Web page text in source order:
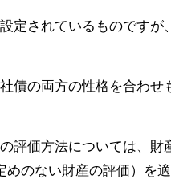
定されているものです
債の両方の性格を合わ
評価方法については、
のない財産の評価）を